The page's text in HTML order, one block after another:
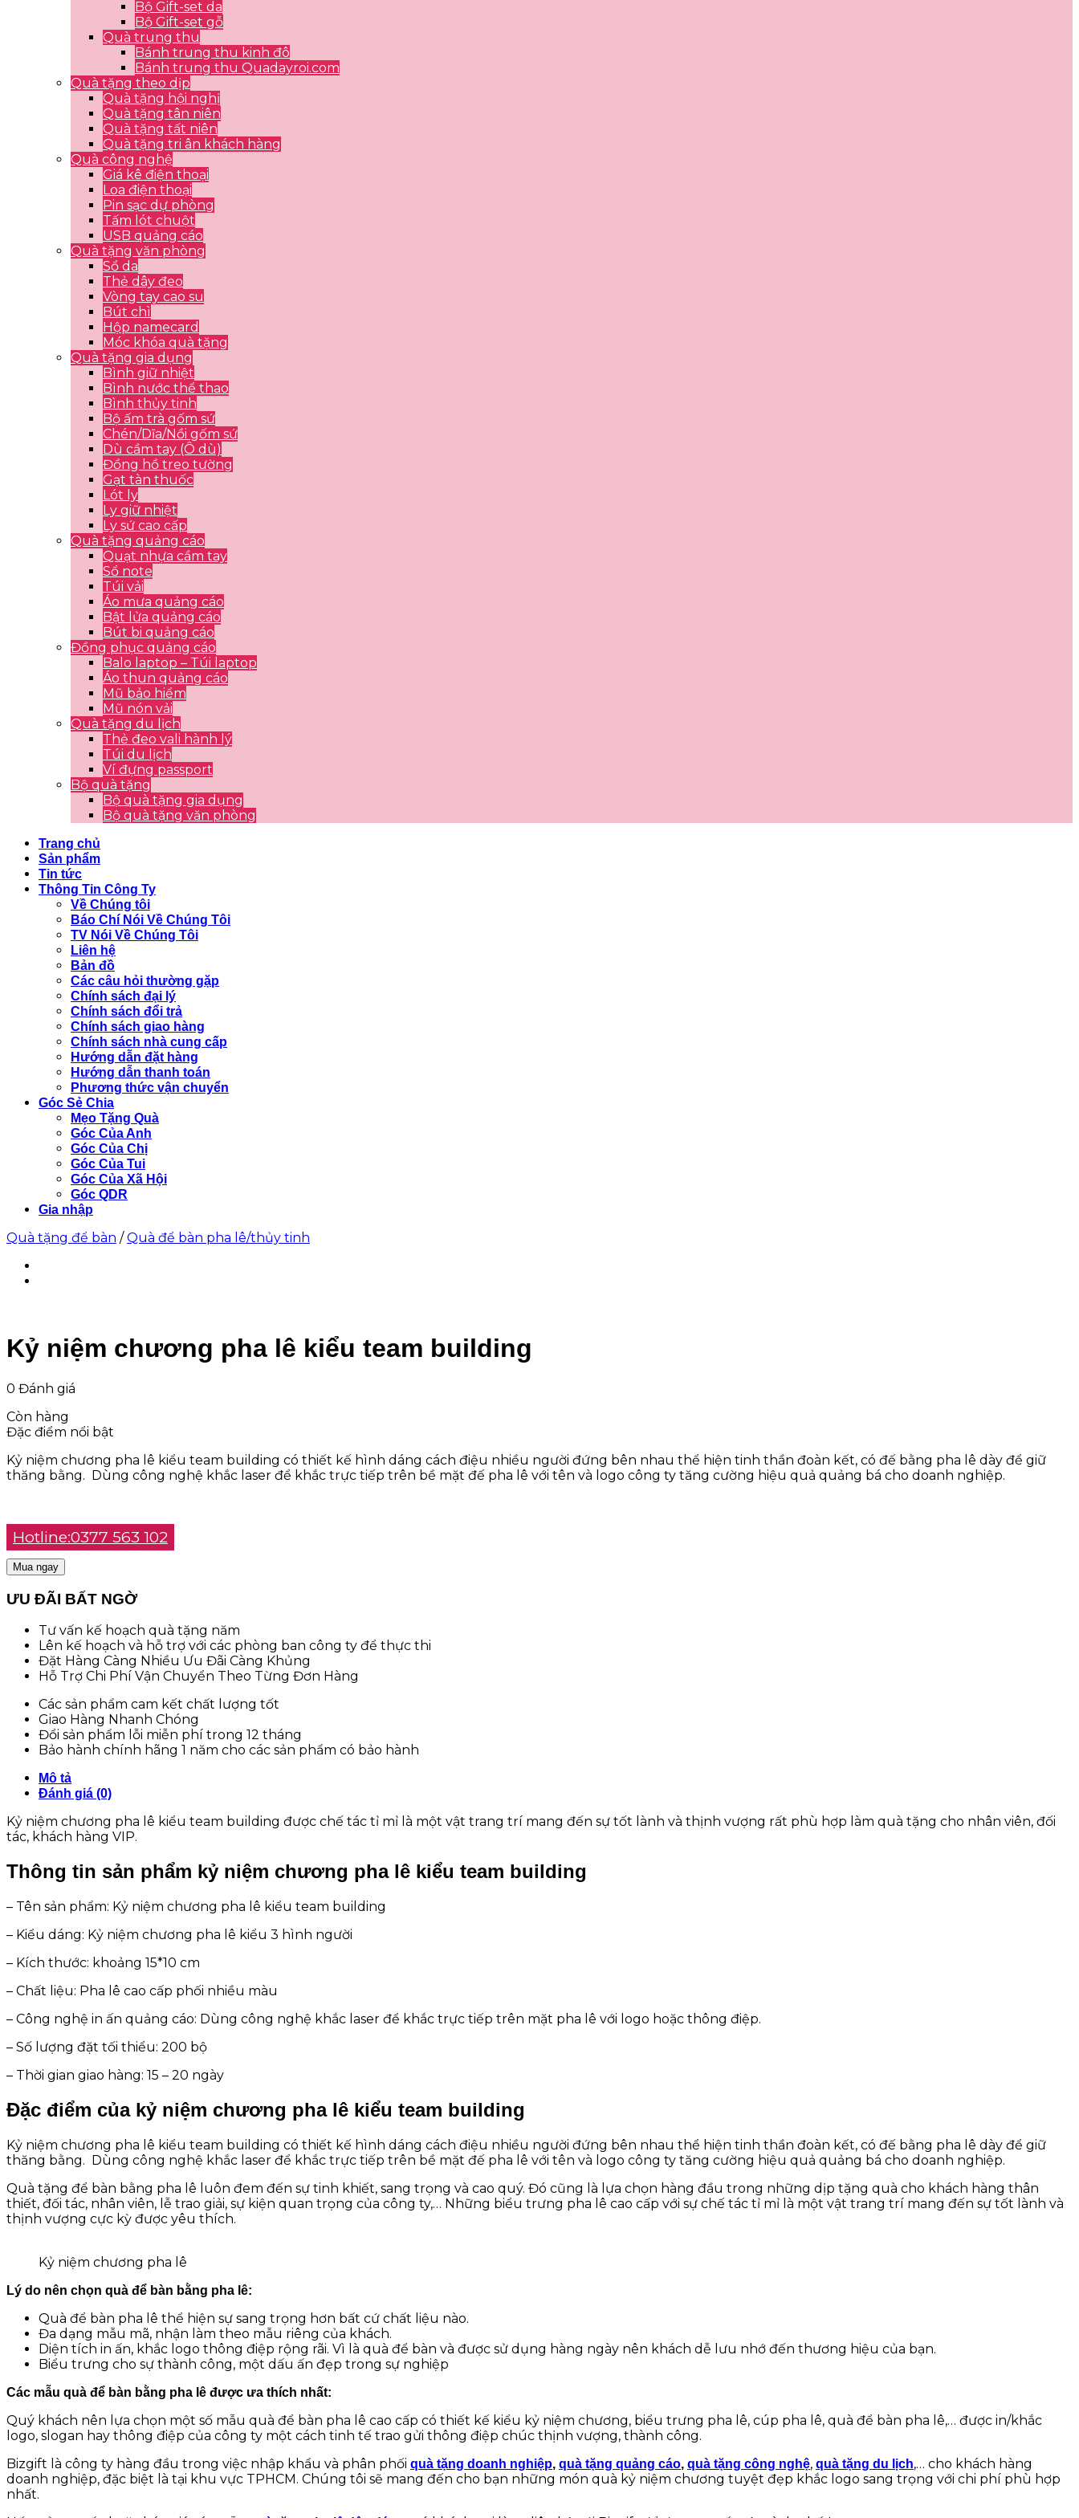
Bộ Gift-set da
Bộ Gift-set gỗ
Quà trung thu
Bánh trung thu kinh đô
Bánh trung thu Quadayroi.com
Quà tặng theo dịp
Quà tặng hội nghị
Quà tặng tân niên
Quà tặng tất niên
Quà tặng tri ân khách hàng
Quà công nghệ
Giá kê điện thoại
Loa điện thoại
Pin sạc dự phòng
Tấm lót chuột
USB quảng cáo
Quà tặng văn phòng
Sổ da
Thẻ dây đeo
Vòng tay cao su
Bút chì
Hộp namecard
Móc khóa quà tặng
Quà tặng gia dụng
Bình giữ nhiệt
Bình nước thể thao
Bình thủy tinh
Bộ ấm trà gốm sứ
Chén/Dĩa/Nồi gốm sứ
Dù cầm tay (Ô dù)
Đồng hồ treo tường
Gạt tàn thuốc
Lót ly
Ly giữ nhiệt
Ly sứ cao cấp
Quà tặng quảng cáo
Quạt nhựa cầm tay
Sổ note
Túi vải
Áo mưa quảng cáo
Bật lửa quảng cáo
Bút bi quảng cáo
Đồng phục quảng cáo
Balo laptop – Túi laptop
Áo thun quảng cáo
Mũ bảo hiểm
Mũ nón vải
Quà tặng du lịch
Thẻ đeo vali hành lý
Túi du lịch
Ví đựng passport
Bộ quà tặng
Bộ quà tặng gia dụng
Bộ quà tặng văn phòng
Trang chủ
Sản phẩm
Tin tức
Thông Tin Công Ty
Về Chúng tôi
Báo Chí Nói Về Chúng Tôi
TV Nói Về Chúng Tôi
Liên hệ
Bản đồ
Các câu hỏi thường gặp
Chính sách đại lý
Chính sách đổi trả
Chính sách giao hàng
Chính sách nhà cung cấp
Hướng dẫn đặt hàng
Hướng dẫn thanh toán
Phương thức vận chuyển
Góc Sẻ Chia
Mẹo Tặng Quà
Góc Của Anh
Góc Của Chị
Góc Của Tui
Góc Của Xã Hội
Góc QDR
Gia nhập
Quà tặng để bàn / Quà để bàn pha lê/thủy tinh
Kỷ niệm chương pha lê kiểu team building
0 Đánh giá
Còn hàng
Đặc điểm nổi bật
Kỷ niệm chương pha lê kiểu team building có thiết kế hình dáng cách điệu nhiều người đứng bên nhau thể hiện tinh thần đoàn kết, có đế bằng pha lê dày để giữ
thăng bằng. Dùng công nghệ khắc laser để khắc trực tiếp trên bề mặt đế pha lê với tên và logo công ty tăng cường hiệu quả quảng bá cho doanh nghiệp.
Hotline:0377 563 102
Mua ngay
ƯU ĐÃI BẤT NGỜ
Tư vấn kế hoạch quà tặng năm
Lên kế hoạch và hỗ trợ với các phòng ban công ty để thực thi
Đặt Hàng Càng Nhiều Ưu Đãi Càng Khủng
Hỗ Trợ Chi Phí Vận Chuyển Theo Từng Đơn Hàng
Các sản phẩm cam kết chất lượng tốt
Giao Hàng Nhanh Chóng
Đổi sản phẩm lỗi miễn phí trong 12 tháng
Bảo hành chính hãng 1 năm cho các sản phẩm có bảo hành
Mô tả
Đánh giá (0)
Kỷ niệm chương pha lê kiểu team building được chế tác tỉ mỉ là một vật trang trí mang đến sự tốt lành và thịnh vượng rất phù hợp làm quà tặng cho nhân viên, đối
tác, khách hàng VIP.
Thông tin sản phẩm kỷ niệm chương pha lê kiểu team building
– Tên sản phẩm: Kỷ niệm chương pha lê kiểu team building
– Kiểu dáng: Kỷ niệm chương pha lê kiểu 3 hình người
– Kích thước: khoảng 15*10 cm
– Chất liệu: Pha lê cao cấp phối nhiều màu
– Công nghệ in ấn quảng cáo: Dùng công nghệ khắc laser để khắc trực tiếp trên mặt pha lê với logo hoặc thông điệp.
– Số lượng đặt tối thiểu: 200 bộ
– Thời gian giao hàng: 15 – 20 ngày
Đặc điểm của kỷ niệm chương pha lê kiểu team building
Kỷ niệm chương pha lê kiểu team building có thiết kế hình dáng cách điệu nhiều người đứng bên nhau thể hiện tinh thần đoàn kết, có đế bằng pha lê dày để giữ
thăng bằng. Dùng công nghệ khắc laser để khắc trực tiếp trên bề mặt đế pha lê với tên và logo công ty tăng cường hiệu quả quảng bá cho doanh nghiệp.
Quà tặng để bàn bằng pha lê luôn đem đến sự tinh khiết, sang trọng và cao quý. Đó cũng là lựa chọn hàng đầu trong những dịp tặng quà cho khách hàng thân
thiết, đối tác, nhân viên, lễ trao giải, sự kiện quan trọng của công ty,… Những biểu trưng pha lê cao cấp với sự chế tác tỉ mỉ là một vật trang trí mang đến sự tốt lành và
thịnh vượng cực kỳ được yêu thích.
Kỷ niệm chương pha lê
Lý do nên chọn quà để bàn bằng pha lê:
Quà để bàn pha lê thể hiện sự sang trọng hơn bất cứ chất liệu nào.
Đa dạng mẫu mã, nhận làm theo mẫu riêng của khách.
Diện tích in ấn, khắc logo thông điệp rộng rãi. Vì là quà để bàn và được sử dụng hàng ngày nên khách dễ lưu nhớ đến thương hiệu của bạn.
Biểu trưng cho sự thành công, một dấu ấn đẹp trong sự nghiệp
Các mẫu quà để bàn bằng pha lê được ưa thích nhất:
Quý khách nên lựa chọn một số mẫu quà để bàn pha lê cao cấp có thiết kế kiểu kỷ niệm chương, biểu trưng pha lê, cúp pha lê, quà để bàn pha lê,… được in/khắc
logo, slogan hay thông điệp của công ty một cách tinh tế trao gửi thông điệp chúc thịnh vượng, thành công.
Bizgift là công ty hàng đầu trong việc nhập khẩu và phân phối quà tặng doanh nghiệp, quà tặng quảng cáo, quà tặng công nghệ, quà tặng du lịch,… cho khách hàng
doanh nghiệp, đặc biệt là tại khu vực TPHCM. Chúng tôi sẽ mang đến cho bạn những món quà kỷ niệm chương tuyệt đẹp khắc logo sang trọng với chi phí phù hợp
nhất.